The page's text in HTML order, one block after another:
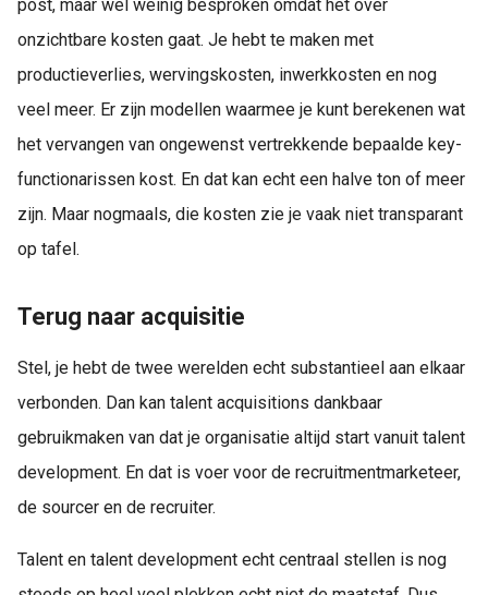
post, maar wel weinig besproken omdat het over
onzichtbare kosten gaat. Je hebt te maken met
productieverlies, wervingskosten, inwerkkosten en nog
veel meer. Er zijn modellen waarmee je kunt berekenen wat
het vervangen van ongewenst vertrekkende bepaalde key-
functionarissen kost. En dat kan echt een halve ton of meer
zijn. Maar nogmaals, die kosten zie je vaak niet transparant
op tafel.
Terug naar acquisitie
Stel, je hebt de twee werelden echt substantieel aan elkaar
verbonden. Dan kan talent acquisitions dankbaar
gebruikmaken van dat je organisatie altijd start vanuit talent
development. En dat is voer voor de recruitmentmarketeer,
de sourcer en de recruiter.
Talent en talent development echt centraal stellen is nog